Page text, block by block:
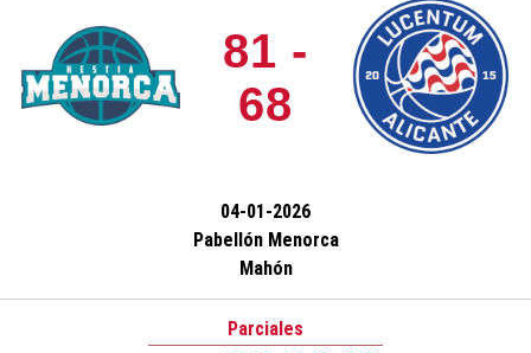
81 -
68
04-01-2026
Pabellón Menorca
Mahón
Parciales